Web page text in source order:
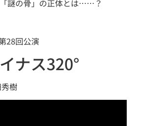
謎の骨」の正体とは……？
28回公演
ナス320°
樹